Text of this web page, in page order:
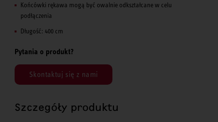
Końcówki rękawa mogą być owalnie odkształcane w celu
podłączenia
Długość: 400 cm
Pytania o produkt?
Skontaktuj się z nami
Szczegóły produktu